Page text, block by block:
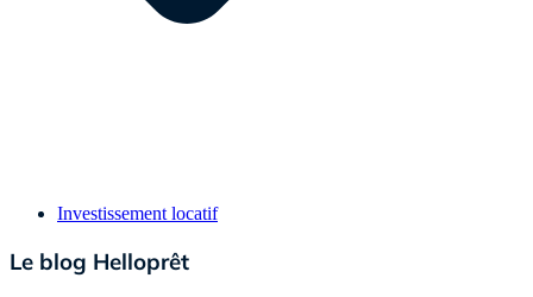
Investissement locatif
Le blog Helloprêt